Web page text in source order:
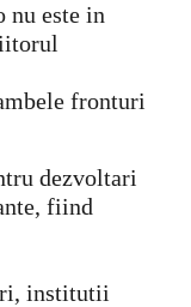
nu este in
fronturi
dezvoltari
fiind
institutii